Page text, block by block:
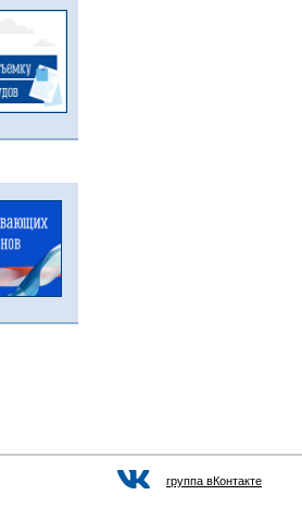
группа вКонтакте